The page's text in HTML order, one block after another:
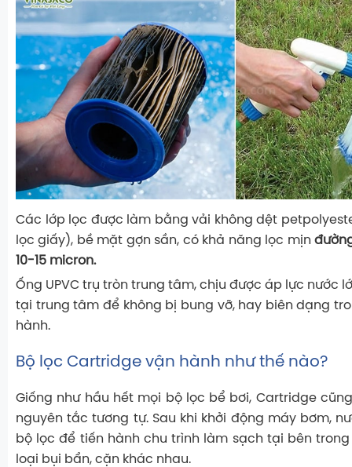
Các lớp lọc được làm bằng vải không dệt
lọc giấy), bề mặt gợn sần, có khả năng lọc mịn
10-15 micron.
Ống UPVC trụ tròn trung tâm, chịu được áp lực nước
tại trung tâm để không bị bung vỡ, hay biên dạng
hành.
Bộ lọc Cartridge vận hành như thế nào?
Giống như hầu hết mọi bộ lọc bể bơi, Cartridge
nguyên tắc tương tự. Sau khi khởi động máy bơm,
bộ lọc để tiến hành chu trình làm sạch tại bên
loại bụi bẩn, cặn khác nhau.